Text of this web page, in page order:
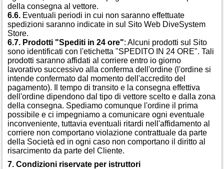
della consegna al vettore.
6.6. Eventuali periodi in cui non saranno effettuate
spedizioni saranno indicate in sul Sito Web DiveSystem
Store.
6.7. Prodotti "Spediti in 24 ore": Alcuni prodotti sul Sito
sono identificati con l'etichetta "SPEDITO IN 24 ORE". Tali
prodotti saranno affidati al corriere entro io giorno
lavorativo successivo alla conferma dell'ordine (l'ordine si
intende confermato dal momento dell'accredito del
pagamento). Il tempo di transito e la consegna effettiva
dell'ordine dipendono dal tipo di vettore scelto e dalla zona
della consegna. Spediamo comunque l'ordine il prima
possibile e ci impegniamo a comunicare ogni eventuale
inconveniente, tuttavia eventuali ritardi nell'affidamento al
corriere non comportano violazione contrattuale da parte
della Società ed in ogni caso non comportano il diritto al
risarcimento da parte del Cliente.
7. Condizioni riservate per istruttori